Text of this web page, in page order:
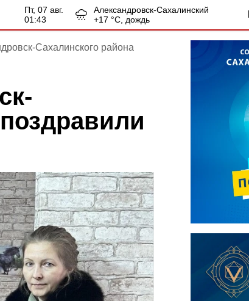
пт, 07 авг.
01:43
Александровск-Сахалинский
+17 °С, дождь
Сахалинского района